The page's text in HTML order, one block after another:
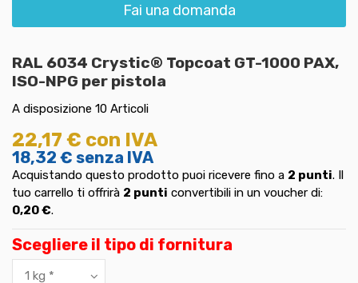
Fai una domanda
RAL 6034 Crystic® Topcoat GT-1000 PAX,
ISO-NPG per pistola
A disposizione 10 Articoli
22,17 € con IVA
18,32 € senza IVA
Acquistando questo prodotto puoi ricevere fino a 2 punti. Il
tuo carrello ti offrirà 2 punti convertibili in un voucher di:
0,20 €.
Scegliere il tipo di fornitura